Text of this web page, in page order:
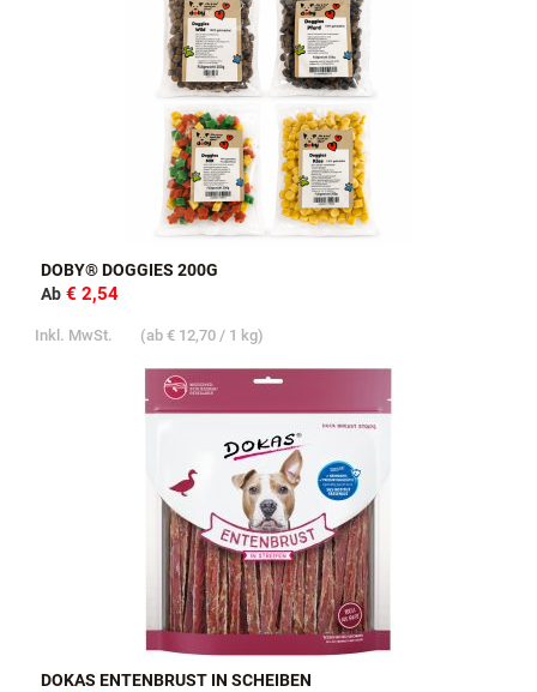
DOBY® DOGGIES 200G
Ab € 2,54
Inkl. MwSt. (ab € 12,70 / 1 kg)
DOKAS ENTENBRUST IN SCHEIBEN